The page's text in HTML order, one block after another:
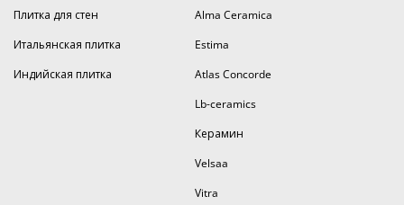
Плитка для стен
Итальянская плитка
Индийская плитка
Alma Ceramica
Estima
Atlas Concorde
Lb-ceramics
Керамин
Velsaa
Vitra